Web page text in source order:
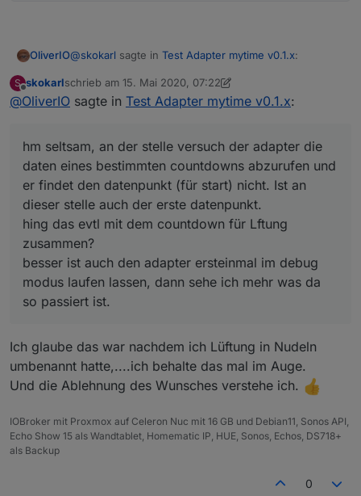
OliverIO@skokarl sagte in Test Adapter mytime v0.1.x:
hab gerade noch was im LOG gesehen
daten eines bestimmten countdowns abzurufen und
er findet den datenpunkt (für start) nicht. Ist an dieser
stelle auch der erste datenpunkt.
hing das evtl mit dem countdown für Lftung
zusammen?
besser ist auch den adapter ersteinmal im debug
modus laufen lassen, dann sehe ich mehr was da so
passiert ist.
S
Offline
skokarlschrieb am 15. Mai 2020, 07:22
zuletzt editiert von skokarl
@OliverIO sagte in Test Adapter mytime v0.1.x:
hm seltsam, an der stelle versuch der adapter die
daten eines bestimmten countdowns abzurufen und
er findet den datenpunkt (für start) nicht. Ist an
dieser stelle auch der erste datenpunkt.
hing das evtl mit dem countdown für Lftung
zusammen?
besser ist auch den adapter ersteinmal im debug
modus laufen lassen, dann sehe ich mehr was da
so passiert ist.
Ich glaube das war nachdem ich Lüftung in Nudeln
umbenannt hatte,....ich behalte das mal im Auge.
Und die Ablehnung des Wunsches verstehe ich.
IOBroker mit Proxmox auf Celeron Nuc mit 16 GB und Debian11, Sonos API,
Echo Show 15 als Wandtablet, Homematic IP, HUE, Sonos, Echos, DS718+
als Backup
0